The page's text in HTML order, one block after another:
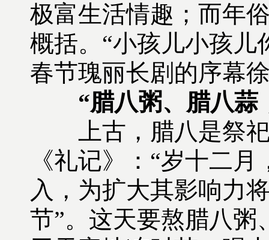
极富生活情趣；而年
概括。“小孩儿小孩
春节瑰丽长剧的序幕
“腊八粥、腊八蒜
上古，腊八是祭祀
《礼记》：“岁十二
入，为扩大其影响力
节”。这天要熬腊八粥